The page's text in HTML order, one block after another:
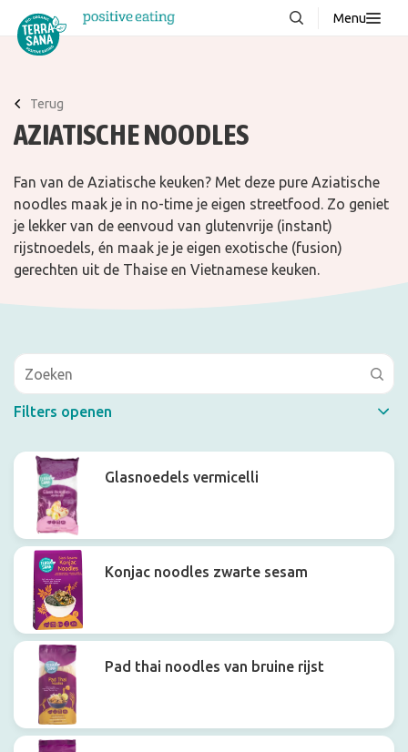
Menu
Over ons
Stories
Contact
Recepten
Terug
AZIATISCHE NOODLES
Fan van de Aziatische keuken? Met deze pure Aziatische
noodles maak je in no-time je eigen streetfood. Zo geniet
je lekker van de eenvoud van glutenvrije (instant)
rijstnoedels, én maak je je eigen exotische (fusion)
gerechten uit de Thaise en Vietnamese keuken.
Filters openen
Glasnoedels vermicelli
Konjac noodles zwarte sesam
Pad thai noodles van bruine rijst